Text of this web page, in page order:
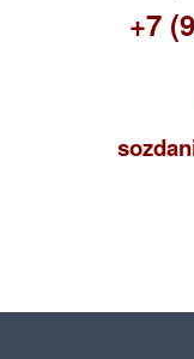
+7
s